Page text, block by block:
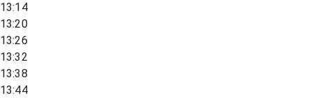
13:14
13:20
13:26
13:32
13:38
13:44